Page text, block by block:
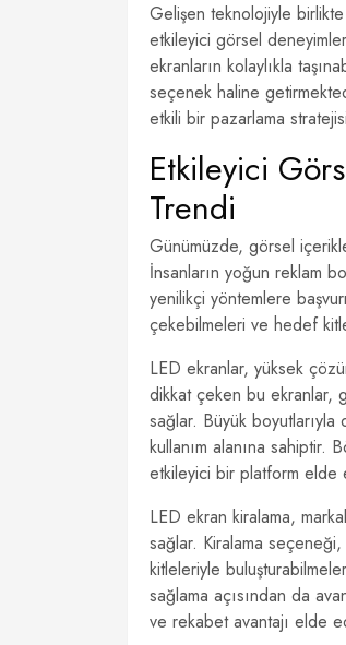
Gelişen teknolojiyle
etkileyici görsel
ekranların kolaylıkla
seçenek haline
etkili bir pazarlama
Etkileyici
Trendi
Günümüzde, görsel
İnsanların yoğun reklam
yenilikçi yöntemlere
çekebilmeleri ve hedef
LED ekranlar, yüksek
dikkat çeken bu ekranlar,
sağlar. Büyük
kullanım alanına sahiptir.
etkileyici bir platform elde
LED ekran kiralama,
sağlar. Kiralama
kitleleriyle
sağlama açısından da
ve rekabet avantajı elde